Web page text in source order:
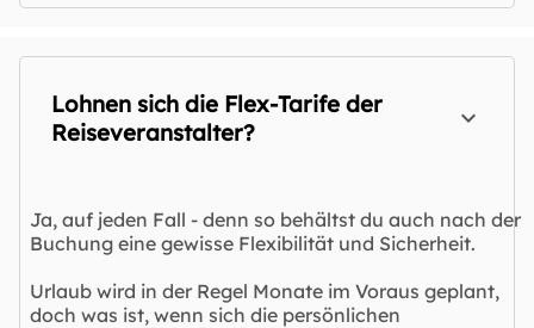
Lohnen sich die Flex-Tarife der
Reiseveranstalter?
Ja, auf jeden Fall - denn so behältst du auch nach der
Buchung eine gewisse Flexibilität und Sicherheit.
Urlaub wird in der Regel Monate im Voraus geplant,
doch was ist, wenn sich die persönlichen